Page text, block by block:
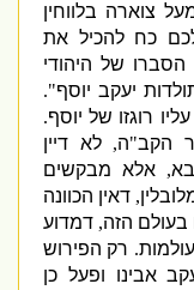
צוארה בלווחין
כח להכיל את
של היהודי
יעקב יוסף".
רוגזו של יוסף.
"ה,לא דיין
,אלא מבקשים
,דאין הכוונה
הזה,דמדוע
.רק הפירוש
ופעל כן